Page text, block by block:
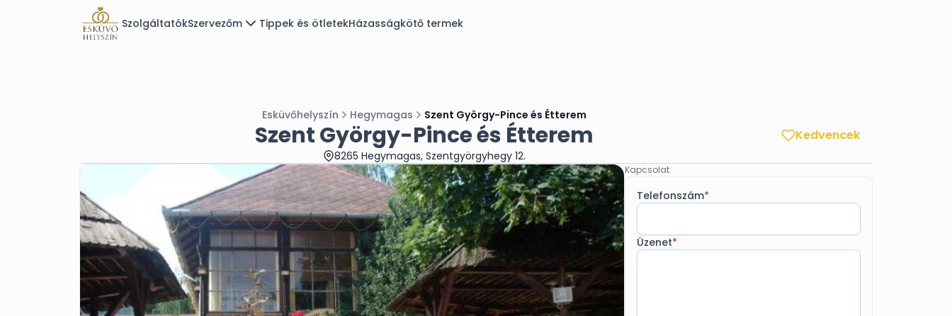
SzolgáltatókSzervezőm Tippek és ötletekHázasságkötő termek
Esküvőhelyszín Hegymagas Szent György-Pince és Étterem
Szent György-Pince és Étterem
8265 Hegymagas, Szentgyörgyhegy 12.
Kedvencek
Kapcsolat
Telefonszám*
Üzenet*